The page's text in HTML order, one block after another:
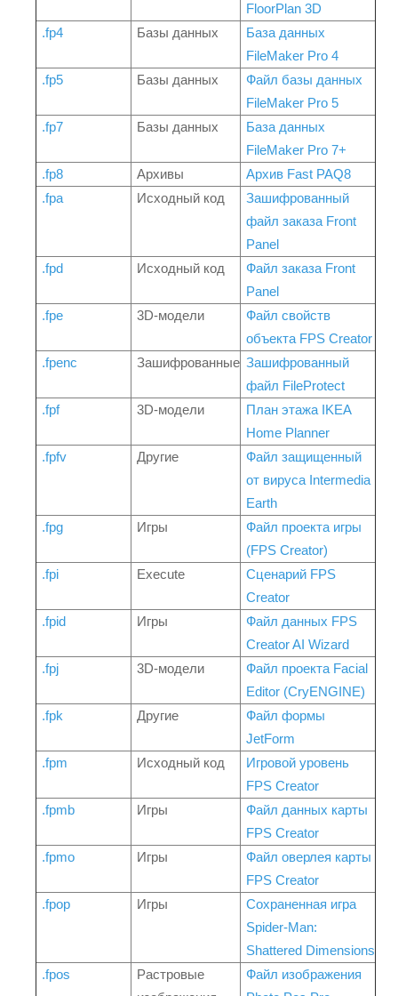
FloorPlan 3D
.fp4
Базы данных
База данных
FileMaker Pro 4
.fp5
Базы данных
Файл базы данных
FileMaker Pro 5
.fp7
Базы данных
База данных
FileMaker Pro 7+
.fp8
Архивы
Архив Fast PAQ8
.fpa
Исходный код
Зашифрованный
файл заказа Front
Panel
.fpd
Исходный код
Файл заказа Front
Panel
.fpe
3D-модели
Файл свойств
объекта FPS Creator
.fpenc
Зашифрованные Зашифрованный
файл FileProtect
.fpf
3D-модели
План этажа IKEA
Home Planner
.fpfv
Другие
Файл защищенный
от вируса Intermedia
Earth
.fpg
Игры
Файл проекта игры
(FPS Creator)
.fpi
Execute
Сценарий FPS
Creator
.fpid
Игры
Файл данных FPS
Creator AI Wizard
.fpj
3D-модели
Файл проекта Facial
Editor (CryENGINE)
.fpk
Другие
Файл формы
JetForm
.fpm
Исходный код
Игровой уровень
FPS Creator
.fpmb
Игры
Файл данных карты
FPS Creator
.fpmo
Игры
Файл оверлея карты
FPS Creator
.fpop
Игры
Сохраненная игра
Spider-Man:
Shattered Dimensions
.fpos
Растровые
Файл изображения